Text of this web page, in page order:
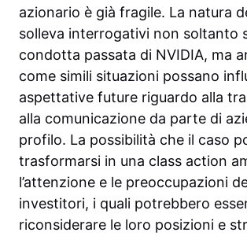
azionario è già fragile. La natura
solleva interrogativi non soltanto
condotta passata di NVIDIA, ma
come simili situazioni possano
aspettative future riguardo alla
alla comunicazione da parte di
profilo. La possibilità che il caso
trasformarsi in una class action
l’attenzione e le preoccupazioni
investitori, i quali potrebbero
riconsiderare le loro posizioni e